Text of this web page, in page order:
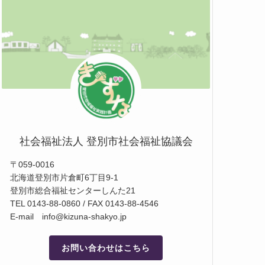
社会福祉法人 登別市社会福祉協議会
〒059-0016
北海道登別市片倉町6丁目9-1
登別市総合福祉センターしんた21
TEL 0143-88-0860 / FAX 0143-88-4546
E-mail info@kizuna-shakyo.jp
お問い合わせはこちら